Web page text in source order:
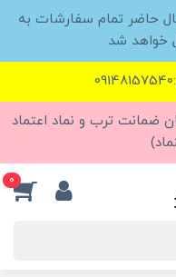
حاضر تمام سفارشات به
خواهد شد
ضمانت ترب و نماد اعتماد
0